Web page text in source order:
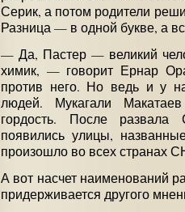
Серик, а потом родители
Разница — в одной букве, а
— Да, Пастер — великий
химик, — говорит Ернар
против него. Но ведь и у
людей. Мукагали
гордость. После
появились улицы,
произошло во всех странах
А вот насчет наименований
придерживается другого